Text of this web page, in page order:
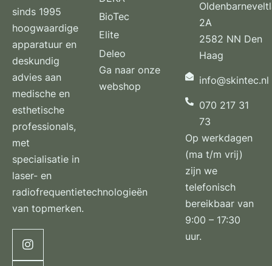
sinds 1995
hoogwaardige
apparatuur en
deskundig
advies aan
medische en
esthetische
professionals,
met
specialisatie in
laser- en
radiofrequentietechnologieën
van topmerken.
BioTec
Elite
Deleo
Ga naar onze
webshop
2A
2582 NN Den
Haag
info@skintec.nl
070 217 31
73
Op werkdagen
(ma t/m vrij)
zijn we
telefonisch
bereikbaar van
9:00 – 17:30
uur.